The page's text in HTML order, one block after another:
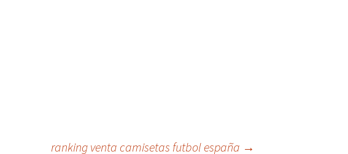
ranking venta camisetas futbol españa →